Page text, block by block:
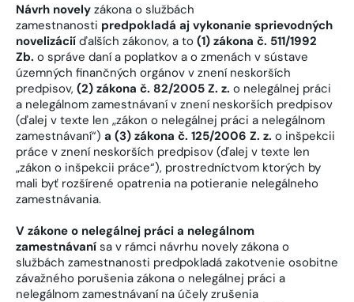
Návrh novely zákona o službách
zamestnanosti predpokladá aj vykonanie sprievodných
novelizácií ďalších zákonov, a to (1) zákona č. 511/1992
Zb. o správe daní a poplatkov a o zmenách v sústave
územných finančných orgánov v znení neskorších
predpisov, (2) zákona č. 82/2005 Z. z. o nelegálnej práci
a nelegálnom zamestnávaní v znení neskorších predpisov
(ďalej v texte len „zákon o nelegálnej práci a nelegálnom
zamestnávaní“) a (3) zákona č. 125/2006 Z. z. o inšpekcii
práce v znení neskorších predpisov (ďalej v texte len
„zákon o inšpekcii práce“), prostredníctvom ktorých by
mali byť rozšírené opatrenia na potieranie nelegálneho
zamestnávania.
V zákone o nelegálnej práci a nelegálnom
zamestnávaní sa v rámci návrhu novely zákona o
službách zamestnanosti predpokladá zakotvenie osobitne
závažného porušenia zákona o nelegálnej práci a
nelegálnom zamestnávaní na účely zrušenia